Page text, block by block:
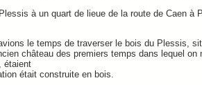
à un quart de lieue de la route de Caen à
le temps de traverser le bois du Plessis,
château des premiers temps dans lequel on
étaient
était construite en bois.